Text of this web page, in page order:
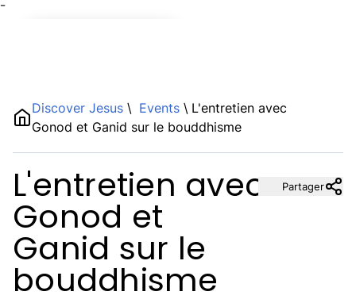
¯
Discover Jesus \ Events \ L'entretien avec
Gonod et Ganid sur le bouddhisme
L'entretien avec
Gonod et
Ganid sur le
bouddhisme
Partager
Description